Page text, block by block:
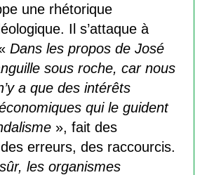
une rhétorique
Il s’attaque à
Dans les propos de José
sous roche, car nous
a que des intérêts
qui le guident
», fait des
erreurs, des raccourcis.
les organismes